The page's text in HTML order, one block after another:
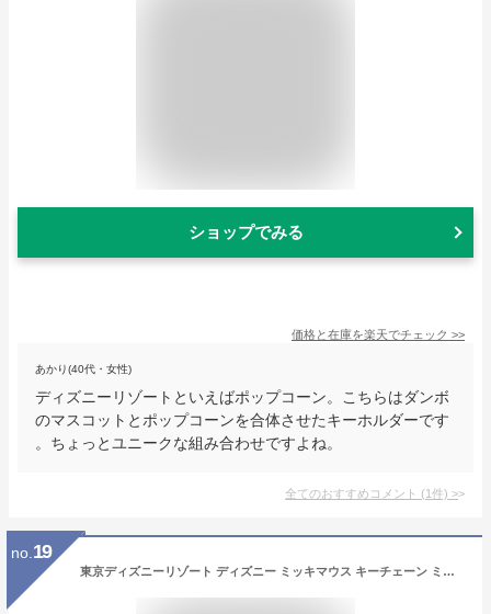
ショップでみる
価格と在庫を楽天でチェック >>
あかり(40代・女性)
ディズニーリゾートといえばポップコーン。こちらはダンボ
のマスコットとポップコーンを合体させたキーホルダーです
。ちょっとユニークな組み合わせですよね。
全てのおすすめコメント (1件) >
no. 19
東京ディズニーリゾート ディズニー ミッキマウス キーチェーン ミツマル アイコン 【ライトブラウン】 無料ギフトラッピング 牛革 TDR ディズニーランド ディズニーシー キーホルダー おみやげ お土産 本革